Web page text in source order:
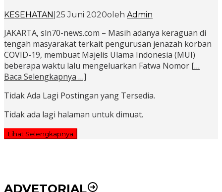
KESEHATAN 25 Juni 2020oleh Admin
JAKARTA, sln70-news.com – Masih adanya keraguan di
tengah masyarakat terkait pengurusan jenazah korban
COVID-19, membuat Majelis Ulama Indonesia (MUI)
beberapa waktu lalu mengeluarkan Fatwa Nomor […
Baca Selengkapnya …]
Tidak Ada Lagi Postingan yang Tersedia.
Tidak ada lagi halaman untuk dimuat.
Lihat Selengkapnya
ADVETORIAL